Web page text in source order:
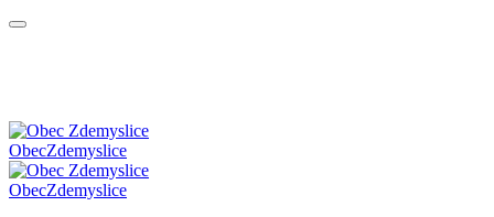
ObecZdemyslice
ObecZdemyslice